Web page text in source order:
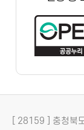
[ 28159 ] 충청북